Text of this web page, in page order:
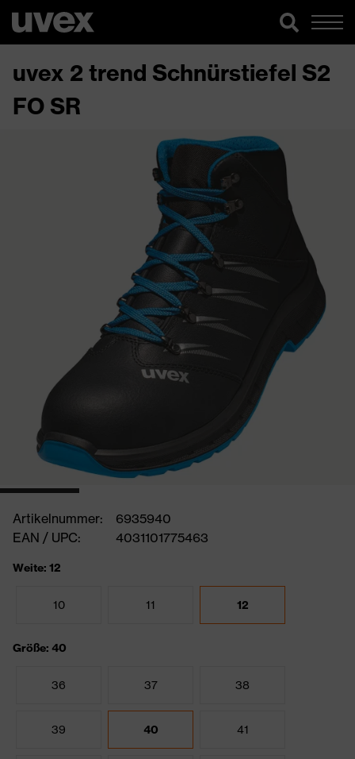
uvex 2 trend Schnürstiefel S2
FO SR
Artikelnummer:
6935940
EAN / UPC:
4031101775463
Weite: 12
10 11 12
Größe: 40
36 37 38
39 40 41